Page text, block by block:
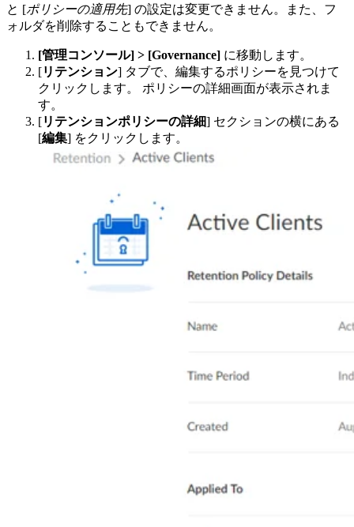
と [ポリシーの適用先] の設定は変更できません。また、フ
ォルダを削除することもできません。
[管理コンソール] > [Governance] に移動します。
[リテンション] タブで、編集するポリシーを見つけて
クリックします。 ポリシーの詳細画面が表示されま
す。
[リテンションポリシーの詳細] セクションの横にある
[編集] をクリックします。